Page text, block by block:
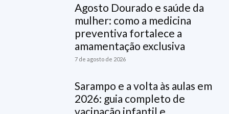
Agosto Dourado e saúde da
mulher: como a medicina
preventiva fortalece a
amamentação exclusiva
7 de agosto de 2026
Sarampo e a volta às aulas em
2026: guia completo de
vacinação infantil e